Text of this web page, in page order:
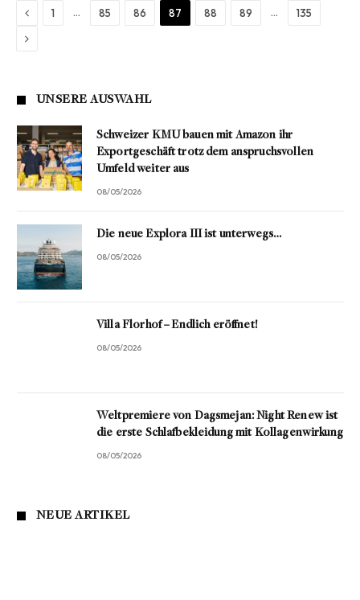
Previous
1 … 85 86 87 88 89 … 135
Next
UNSERE AUSWAHL
Schweizer KMU bauen mit Amazon ihr
Exportgeschäft trotz dem anspruchsvollen
Umfeld weiter aus
08/05/2026
Die neue Explora III ist unterwegs…
08/05/2026
Villa Florhof – Endlich eröffnet!
08/05/2026
Weltpremiere von Dagsmejan: Night Renew ist
die erste Schlafbekleidung mit Kollagenwirkung
08/05/2026
NEUE ARTIKEL